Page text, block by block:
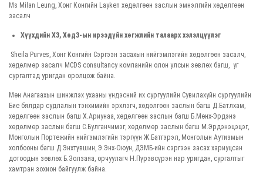
Ms Milan Leung, Хонг Конгийн Layken хөдөлгөөн заслын эмнэлгийн хөдөлгөөн
засалч
Хүүхдийн ХЗ, ХөдЗ-ын ирээдүйн хөгжлийн талаарх хэлэлцүүлэг
Sheila Purves, Хонг Конгийн Сэргээн засахын нийгэмлэгийн хөдөлгөөн засалч,
хөдөлмөр засалч MCDS consultancy компанийн олон улсын зөвлөх багш, уг
сургалтад уригдан оролцож байна.
Мөн Анагаахын шинжлэх ухааны үндэсний их сургуулийн Сувилахуйн сургуулийн
Бие бялдар судлалын тэнхимийн эрхлэгч, хөдөлгөөн заслын багш Д.Батлхам,
хөдөлгөөн заслын багш Х.Ариунаа, хөдөлгөөн заслын багш Б.Мөнх-Эрдэнэ
хөдөлмөр заслын багш С.Булганчимэг, хөдөлмөр заслын багш М.Эрдэнэцэцэг,
Монголын Портежийн нийгэмлэгийн тэргүүн Ж.Батгэрэл, Монголын Аутизмын
холбооны багш Д.Энхтүвшин, Э.Энх-Оюун, ДЭМБ-ийн сэргээн засах хариуцсан
дотоодын зөвлөх Б.Золзаяа, орчуулагч Н.Пүрэвсүрэн нар уригдан, сургалтыг
хамтран зохион байгуулж байна.